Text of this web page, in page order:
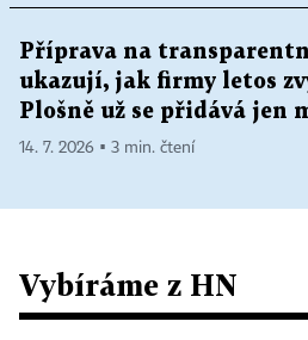
Příprava na
ukazují, jak firmy letos
Plošně už se přidává jen
14. 7. 2026 ▪ 3 min. čtení
Vybíráme z HN